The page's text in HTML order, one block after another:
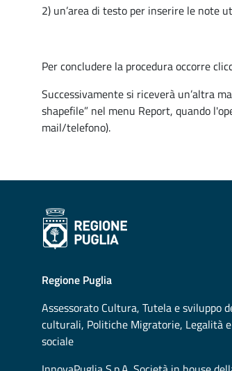
2) un’area di testo per inserire le note
Per concludere la procedura occorre
Successivamente si riceverà un’altra
shapefile” nel menu Report, quando
mail/telefono).
Regione Puglia
Assessorato Cultura, Tutela e sviluppo
culturali, Politiche Migratorie, Legalità
sociale